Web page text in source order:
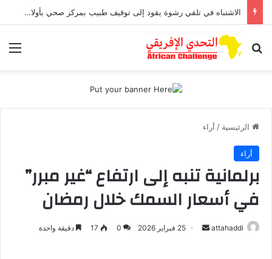
الاشتباه في تلقي رشوة يقود إلى توقيف طبيب بمركز صحي بأولاد افرج
بحث عن
الرئيسية / أراء
أراء
برلمانية تنبه إلى ارتفاع “غير مبرر”
في أسعار السمك خلال رمضان
attahaddi 25 فبراير 2026 0
17 دقيقة واحدة